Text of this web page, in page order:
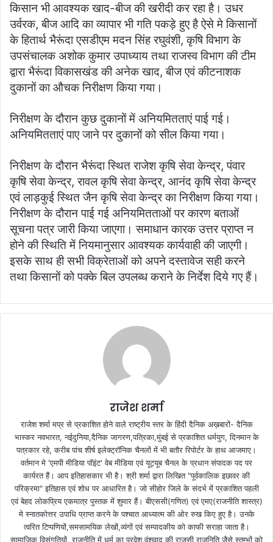
किसान भी आवश्यक खाद-बीज की खरीदी कर रहा है। उधर
उर्वरक, बीज आदि का व्यापार भी गति पकड़े हुए है ऐसे मे किसानों
के हितार्थ भैरूंदा एसडीएम मदन सिंह रघुवंशी, कृषि विभाग के
उपसंचालक अशोक कुमार उपाध्याय तथा राजस्व विभाग की टीम
द्वारा भैरूंदा विकासखंड की अनेक खाद, बीज एवं कीटनाशक
दुकानों का औचक निरीक्षण किया गया।
निरीक्षण के दौरान कुछ दुकानों में अनियमितताएं पाई गई।
अनियमितताएं पाए जाने पर दुकानों को सील किया गया।
निरीक्षण के दौरान भैरूंदा स्थित राजेश कृषि सेवा केन्द्र, पंवार
कृषि सेवा केन्द्र, रावल कृषि सेवा केन्द्र, आनंद कृषि सेवा केन्द्र
एवं लाड़कुई स्थित जैन कृषि सेवा केन्द्र का निरीक्षण किया गया।
निरीक्षण के दौरान पाई गई अनियमितताओं पर कारण बताओं
सूचना पत्र जारी किया जाएगा। समाधान कारक उत्तर प्राप्त न
होने की स्थिति में नियमानुसार आवश्यक कार्यवाही की जाएगी।
इसके साथ ही सभी विक्रेताओं को अपने दस्तावेज सही करने
तथा किसानों को पक्के बिल उपलब्ध कराने के निर्देश दिये गए हैं।
राजेश शर्मा
राजेश शर्मा मप्र से प्रकाशित होने वाले राष्ट्रीय स्तर के हिंदी दैनिक अख़बारों- दैनिक
भास्कर नवभारत, नईदुनिया,दैनिक जागरण,पत्रिका,मुंबई से प्रकाशित धर्मयुग, दिनमान के
पत्रकार रहे, करीब पांच शीर्ष इलेक्ट्रॉनिक चैनलों में भी बतौर रिपोर्टर के हाथ आजमाए।
वर्तमान मे 'एमपी मीडिया पॉइंट' वेब मीडिया एवं यूट्यूब चैनल के प्रधान संपादक पद पर
कार्यरत हैं। आप इतिहासकार भी है। श्री शर्मा द्वारा लिखित "पूर्वकालिक इछावर की
परिक्रमा" इतिहास एवं शोध पर आधारित है। जो सीहोर जिले के संदर्भ में प्रकाशित पहली
एवं बेहद लोकप्रिय एकमात्र पुस्तक में शुमार हैं। बीएससी(गणित) एवं एमए(राजनीति शास्त्र)
मे स्नातकोत्तर उपाधि प्राप्त करने के पश्चात आध्यात्म की ओर रुख किए हुए है। उनके
त्वरित टिप्पणियों,समसामयिक लेखों,व्यंगों एवं सम्पादकीय को काफी सराहा जाता है।
सामाजिक विसंगतियों, राजनीति में धर्म का प्रवेश,वंशवाद की राजसी राजनिति जैसे स्तम्भों को